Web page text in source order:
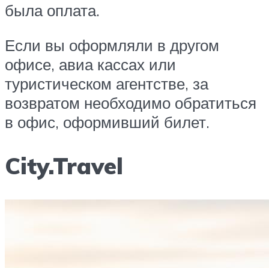
была оплата.
Если вы оформляли в другом
офисе, авиа кассах или
туристическом агентстве, за
возвратом необходимо обратиться
в офис, оформивший билет.
City.Travel